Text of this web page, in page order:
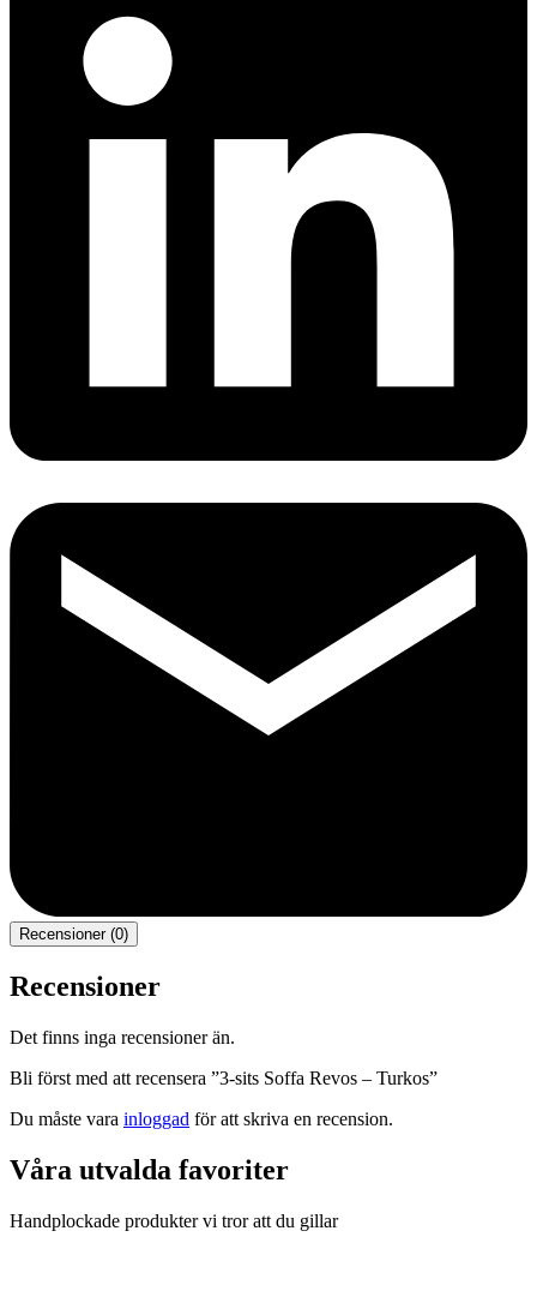
Recensioner (0)
Recensioner
Det finns inga recensioner än.
Bli först med att recensera ”3-sits Soffa Revos – Turkos”
Du måste vara inloggad för att skriva en recension.
Våra utvalda favoriter
Handplockade produkter vi tror att du gillar